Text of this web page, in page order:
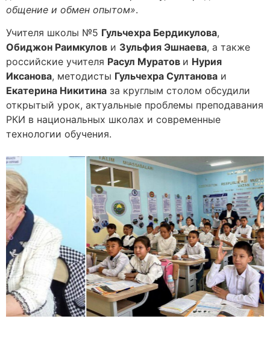
общение и обмен опытом».
Учителя школы №5 Гульчехра Бердикулова,
Обиджон Раимкулов и Зульфия Эшнаева, а также
российские учителя Расул Муратов и Нурия
Иксанова, методисты Гульчехра Султанова и
Екатерина Никитина за круглым столом обсудили
открытый урок, актуальные проблемы преподавания
РКИ в национальных школах и современные
технологии обучения.